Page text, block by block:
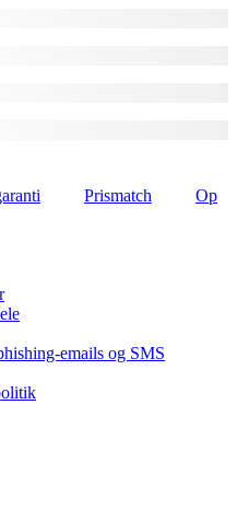
Prismatch
Op
emails og SMS